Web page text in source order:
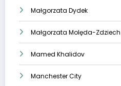
Małgorzata Dydek
Małgorzata Molęda-Zdziech
Mamed Khalidov
Manchester City